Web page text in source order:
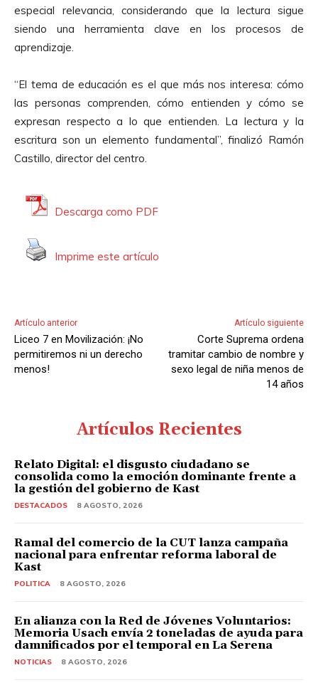
especial relevancia, considerando que la lectura sigue
siendo una herramienta clave en los procesos de
aprendizaje.
“El tema de educación es el que más nos interesa: cómo
las personas comprenden, cómo entienden y cómo se
expresan respecto a lo que entienden. La lectura y la
escritura son un elemento fundamental”, finalizó Ramón
Castillo, director del centro.
Descarga como PDF
Imprime este artículo
Artículo anterior
Liceo 7 en Movilización: ¡No
permitiremos ni un derecho
menos!
Artículo siguiente
Corte Suprema ordena
tramitar cambio de nombre y
sexo legal de niña menos de
14 años
Artículos Recientes
Relato Digital: el disgusto ciudadano se
consolida como la emoción dominante frente a
la gestión del gobierno de Kast
DESTACADOS 8 AGOSTO, 2026
Ramal del comercio de la CUT lanza campaña
nacional para enfrentar reforma laboral de
Kast
POLITICA 8 AGOSTO, 2026
En alianza con la Red de Jóvenes Voluntarios:
Memoria Usach envía 2 toneladas de ayuda para
damnificados por el temporal en La Serena
NOTICIAS 8 AGOSTO, 2026